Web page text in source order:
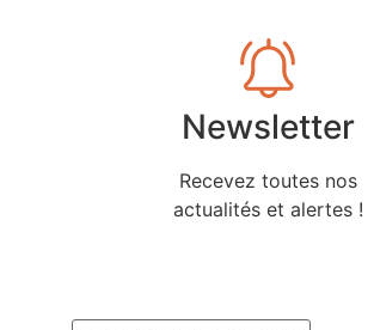
Newsletter
Recevez toutes nos
actualités et alertes !